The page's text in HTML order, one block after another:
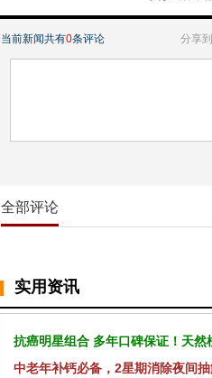
当前新闻共有0条评论 分享到
全部评论
实用资讯
抗癌明星组合 多年口碑保证！天
中老年补钙必备，2星期消除夜间